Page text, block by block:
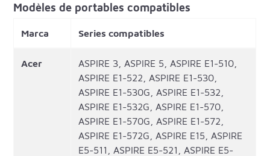
Modèles de portables compatibles
Marca Series compatibles
Acer
ASPIRE 3, ASPIRE 5, ASPIRE E1-510,
ASPIRE E1-522, ASPIRE E1-530,
ASPIRE E1-530G, ASPIRE E1-532,
ASPIRE E1-532G, ASPIRE E1-570,
ASPIRE E1-570G, ASPIRE E1-572,
ASPIRE E1-572G, ASPIRE E15, ASPIRE
E5-511, ASPIRE E5-521, ASPIRE E5-